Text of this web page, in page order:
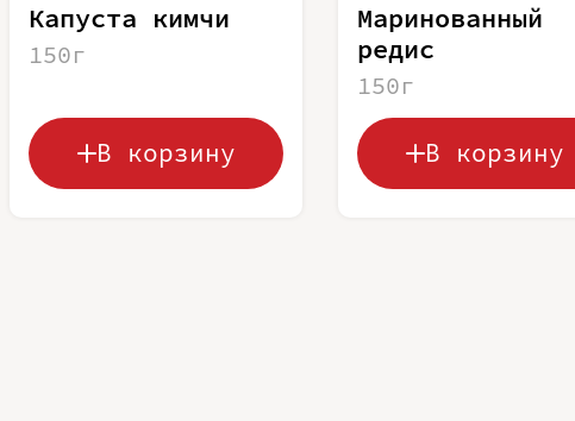
Капуста кимчи
150г
В корзину
Маринованный
редис
150г
В корзину